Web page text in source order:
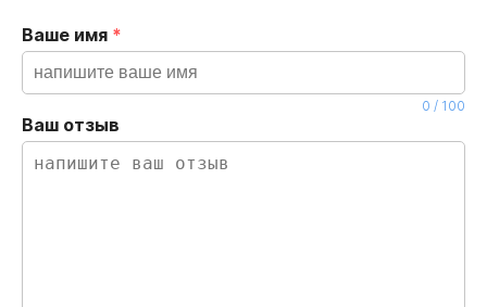
Ваше имя *
0 / 100
Ваш отзыв